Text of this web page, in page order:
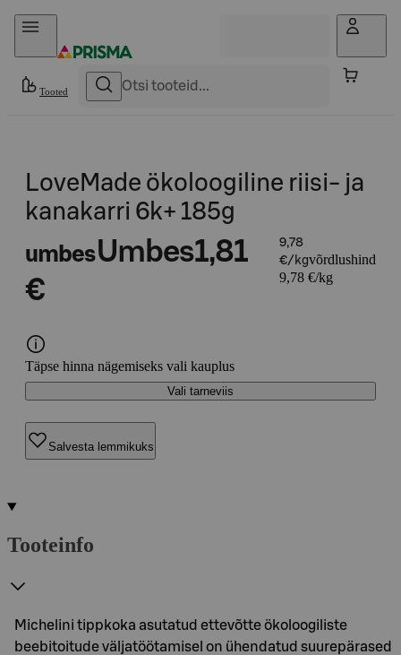
Otse sisu juurde
Tooted
LoveMade ökoloogiline riisi- ja
kanakarri 6k+ 185g
umbesUmbes1,81
€
9,78
€/kgvõrdlushind
9,78 €/kg
Täpse hinna nägemiseks vali kauplus
Vali tarneviis
Salvesta lemmikuks
Tooteinfo
Michelini tippkoka asutatud ettevõtte ökoloogiliste
beebitoitude väljatöötamisel on ühendatud suurepärased